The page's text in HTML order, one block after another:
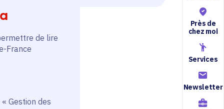
de lire
France
Gestion des
Près de
chez moi
Services
Newsletter